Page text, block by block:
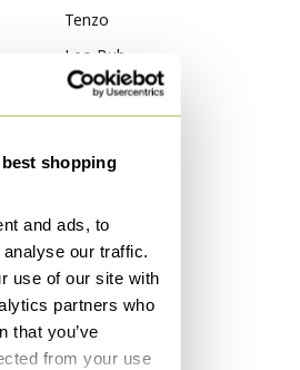
shopping
and ads, to
our traffic.
use of our site with
partners who
that you’ve
from your use
Tenzo
Leo Bub
Barewood
Impressionismo
Cubismo